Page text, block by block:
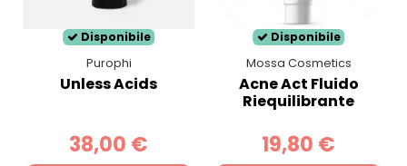
Disponibile
Purophi
Unless Acids
38,00 €
Disponibile
Mossa Cosmetics
Acne Act Fluido
Riequilibrante
19,80 €